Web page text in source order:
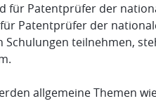
für Patentprüfer der
Patentprüfer der
Schulungen teilnehmen,
allgemeine Themen